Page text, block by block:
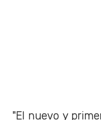
"El nuevo y